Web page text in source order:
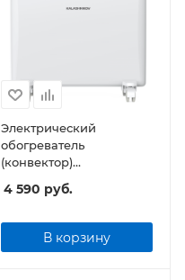
Электрический
обогреватель
(конвектор)
KALASHNIKOV KVCH-
E10M-11 (механическое
4 590 руб.
В корзину